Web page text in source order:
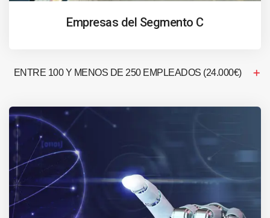
Empresas del Segmento C
ENTRE 100 Y MENOS DE 250 EMPLEADOS (24.000€)